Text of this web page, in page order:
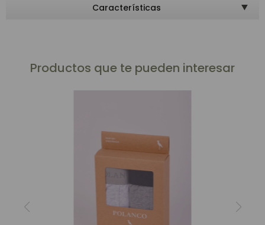
Características
Productos que te pueden interesar